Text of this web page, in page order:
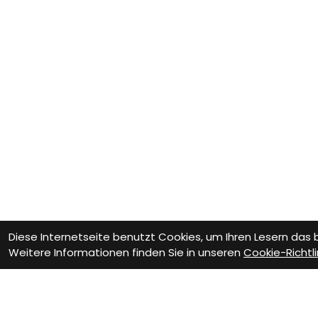
Diese Internetseite benutzt Cookies, um Ihren Lesern
Weitere Informationen finden Sie in unseren Cookie-